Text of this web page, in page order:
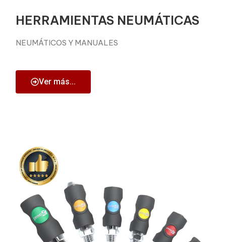
HERRAMIENTAS NEUMÁTICAS
NEUMÁTICOS Y MANUALES
Ver más...